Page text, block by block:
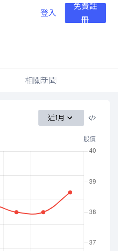
登入
免費註
冊
相關新聞
近1月